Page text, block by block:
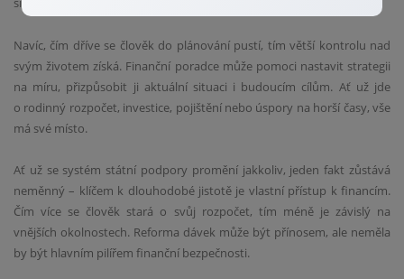
Navíc, čím dříve se člověk do plánování pustí, tím větší kontrolu nad
svým životem získá. Finanční poradce může pomoci nastavit strategii
na míru, přizpůsobit ji aktuální situaci i budoucím cílům. Ať už jde
o rodinný rozpočet, investice, pojištění nebo úspory na horší časy, vše
má své místo.
Ať už se systém státní podpory promění jakkoliv, jeden fakt zůstává
neměnný – klíčem k dlouhodobé jistotě je vlastní přístup k financím.
Čím více se člověk stará o svůj rozpočet, tím méně je závislý na
vnějších okolnostech. Reforma dávek může být přínosem, ale neměla
by být hlavním pilířem finanční bezpečnosti.